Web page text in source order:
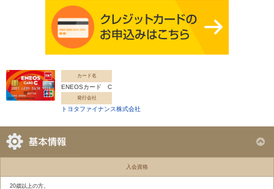
カード名
ENEOSカード C
発行会社
トヨタファイナンス株式会社
入会資格
20歳以上の方。